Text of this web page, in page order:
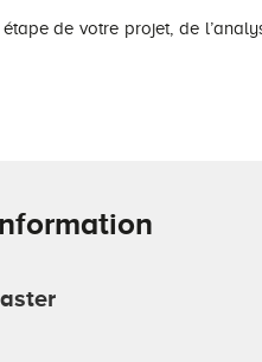
de votre projet, de